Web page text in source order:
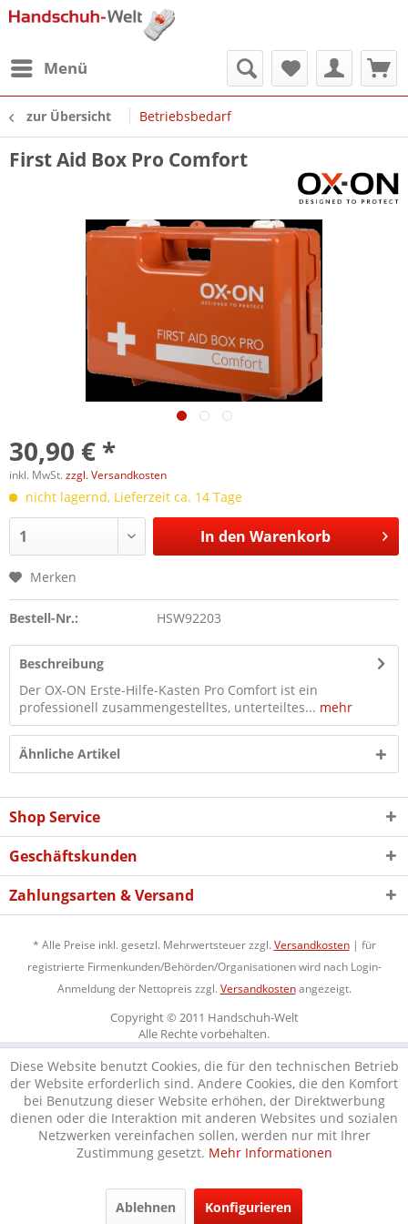
Menü
zur Übersicht Betriebsbedarf
First Aid Box Pro Comfort
30,90 € *
inkl. MwSt. zzgl. Versandkosten
nicht lagernd, Lieferzeit ca. 14 Tage
In den Warenkorb
Merken
Bestell-Nr.: HSW92203
Beschreibung
Der OX-ON Erste-Hilfe-Kasten Pro Comfort ist ein
professionell zusammengestelltes, unterteiltes... mehr
Ähnliche Artikel
Shop Service
Geschäftskunden
Zahlungsarten & Versand
* Alle Preise inkl. gesetzl. Mehrwertsteuer zzgl. Versandkosten| für
registrierte Firmenkunden/Behörden/Organisationen wird nach Login-
Anmeldung der Nettopreis zzgl. Versandkostenangezeigt.
Copyright © 2011 Handschuh-Welt
Alle Rechte vorbehalten.
Diese Website benutzt Cookies, die für den technischen Betrieb
der Website erforderlich sind. Andere Cookies, die den Komfort
bei Benutzung dieser Website erhöhen, der Direktwerbung
dienen oder die Interaktion mit anderen Websites und sozialen
Netzwerken vereinfachen sollen, werden nur mit Ihrer
Zustimmung gesetzt. Mehr Informationen
Ablehnen Konfigurieren